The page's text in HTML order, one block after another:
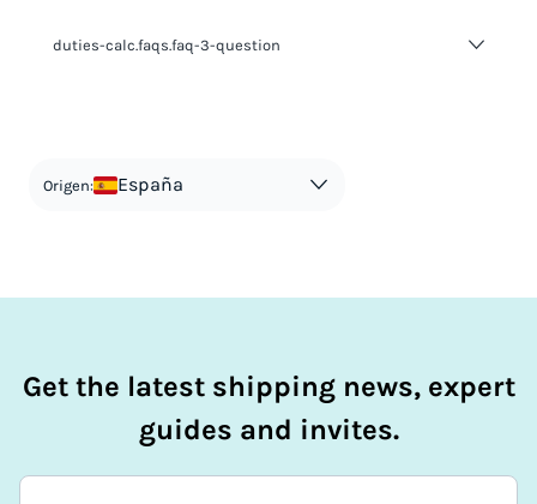
duties-calc.faqs.faq-3-question
Origen: España
Get the latest shipping news, expert
guides and invites.